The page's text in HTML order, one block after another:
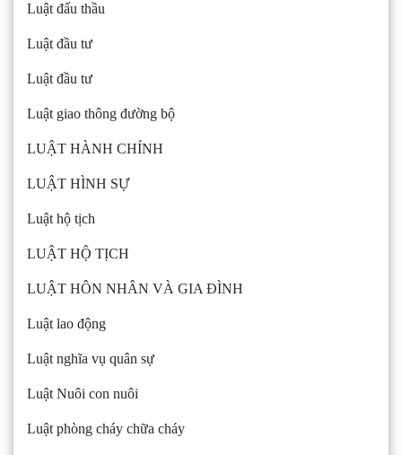
Luật đấu thầu
Luật đầu tư
Luật đầu tư
Luật giao thông đường bộ
LUẬT HÀNH CHÍNH
LUẬT HÌNH SỰ
Luật hộ tịch
LUẬT HỘ TỊCH
LUẬT HÔN NHÂN VÀ GIA ĐÌNH
Luật lao động
Luật nghĩa vụ quân sự
Luật Nuôi con nuôi
Luật phòng cháy chữa cháy